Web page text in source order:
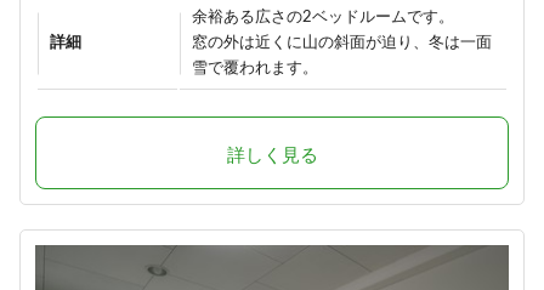
詳細
余裕ある広さの2ベッドルームです。
窓の外は近くに山の斜面が迫り、冬は一面
雪で覆われます。
詳しく見る